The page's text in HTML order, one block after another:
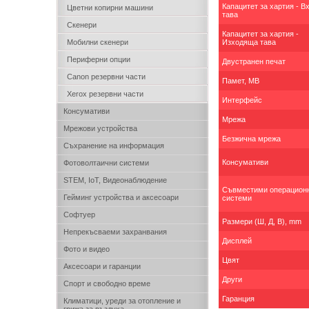
Цветни копирни машини
Скенери
Мобилни скенери
Периферни опции
Canon резервни части
Xerox резервни части
Консумативи
Мрежови устройства
Съхранение на информация
Фотоволтаични системи
STEM, IoT, Видеонаблюдение
Гейминг устройства и аксесоари
Софтуер
Непрекъсваеми захранвания
Фото и видео
Аксесоари и гаранции
Спорт и свободно време
Климатици, уреди за отопление и
Капацитет за хартия -
тава
Капацитет за хартия -
Изходяща тава
Двустранен печат
Памет, MB
Интерфейс
Мрежа
Безжична мрежа
Консумативи
Съвместими
системи
Размери (Ш, Д, В), mm
Дисплей
Цвят
Други
Гаранция